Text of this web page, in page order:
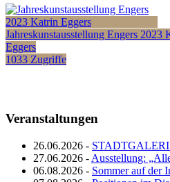
Jahreskunstausstellung Engers 2023
Eggers
1033 Zugriffe
Veranstaltungen
26.06.2026 -
27.06.2026 - Ausstellung:
06.08.2026 - Sommer auf der